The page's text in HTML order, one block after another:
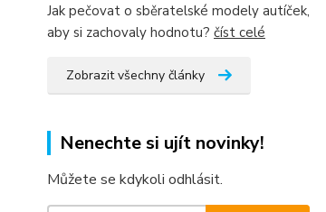
Jak pečovat o sběratelské modely autíček,
aby si zachovaly hodnotu? číst celé
Zobrazit všechny články
Nenechte si ujít novinky!
Můžete se kdykoli odhlásit.